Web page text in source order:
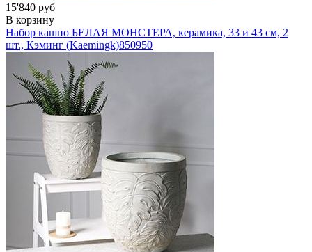
15'840 руб
В корзину
Набор кашпо БЕЛАЯ МОНСТЕРА, керамика, 33 и 43 см, 2
шт., Кэминг (Kaemingk)850950